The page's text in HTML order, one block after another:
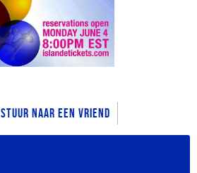
Stuur naar een vriend